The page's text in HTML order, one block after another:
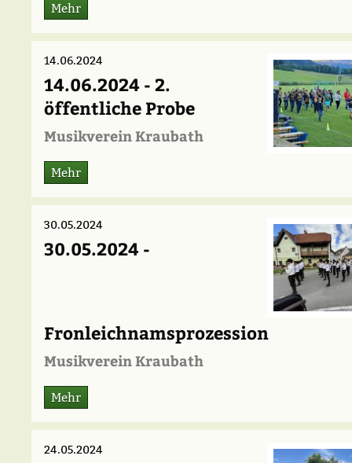
Mehr
14.06.2024
14.06.2024 - 2.
öffentliche Probe
Musikverein Kraubath
Mehr
30.05.2024
30.05.2024 -
Fronleichnamsprozession
Musikverein Kraubath
Mehr
24.05.2024